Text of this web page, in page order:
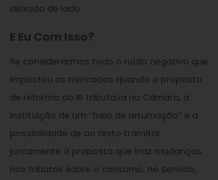
deixado de lado.
E Eu Com Isso?
Se considerarmos todo o ruído negativo que
impactou os mercados quando a proposta
de reforma do IR tributava na Câmara, a
instituição de um “freio de arrumação” e a
possibilidade de ao texto tramitar
juntamente à proposta que traz mudanças
nos tributos sobre o consumo, no Senado,